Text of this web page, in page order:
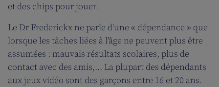
et des chips pour jouer.
Le Dr Frederickx ne parle d'une « dépendance » que
lorsque les tâches liées à l'âge ne peuvent plus être
assumées : mauvais résultats scolaires, plus de
contact avec des amis,... La plupart des dépendants
aux jeux vidéo sont des garçons entre 16 et 20 ans.